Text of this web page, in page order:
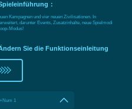
：
Kampagnen und vier neuen Zivilisationen. In
darunter Events, Zusatzinhalte, neue Spielmodi
Modus!
Sie die Funktionseinleitung
1